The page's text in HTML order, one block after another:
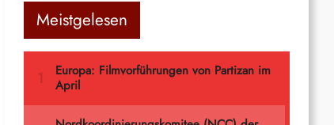
Meistgelesen